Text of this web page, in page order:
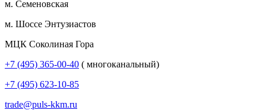
м. Семеновская
м. Шоссе Энтузиастов
МЦК Соколиная Гора
+7 (495) 365-00-40 ( многоканальный)
+7 (495) 623-10-85
trade@puls-kkm.ru